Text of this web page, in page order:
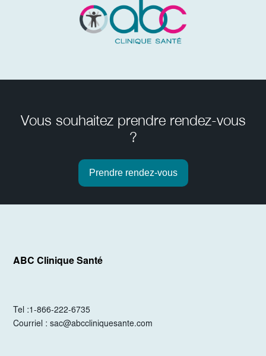
Vous souhaitez prendre rendez-vous
?
Prendre rendez-vous
ABC Clinique Santé
Tel :1-866-222-6735
Courriel :sac@abccliniquesante.com